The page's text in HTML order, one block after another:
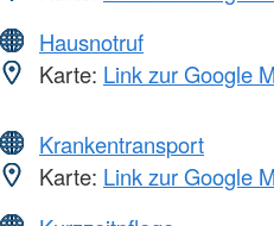
Hausnotruf
Karte: Link zur Google
Krankentransport
Karte: Link zur Google